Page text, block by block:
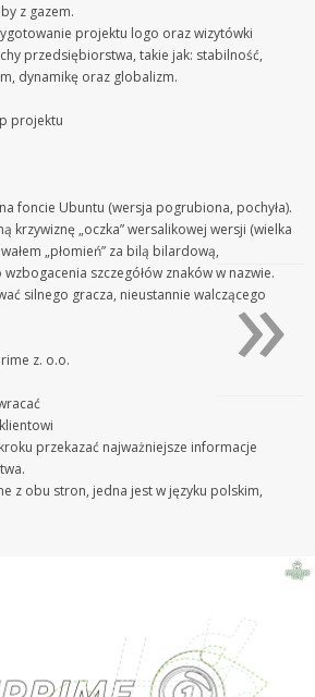
z gazem.
projektu logo oraz wizytówki
przedsiębiorstwa, takie jak: stabilność,
dynamikę oraz globalizm.
projektu
foncie Ubuntu (wersja pogrubiona, pochyła).
krzywiznę „oczka” wersalikowej wersji (wielka
„płomień” za bilą bilardową,
szczegółów znaków w nazwie.
silnego gracza, nieustannie walczącego
z. o.o.
przekazać najważniejsze informacje
z obu stron, jedna jest w języku polskim,
»